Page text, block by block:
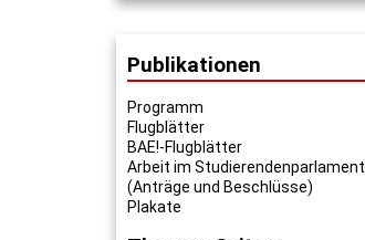
Publikationen
Programm
Flugblätter
BAE!-Flugblätter
Arbeit im Studierendenparlament
(Anträge und Beschlüsse)
Plakate